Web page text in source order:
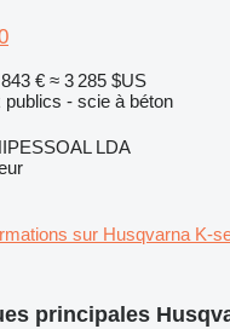
€ ≈ 3 285 $US
- scie à béton
LDA
sur Husqvarna K-
principales